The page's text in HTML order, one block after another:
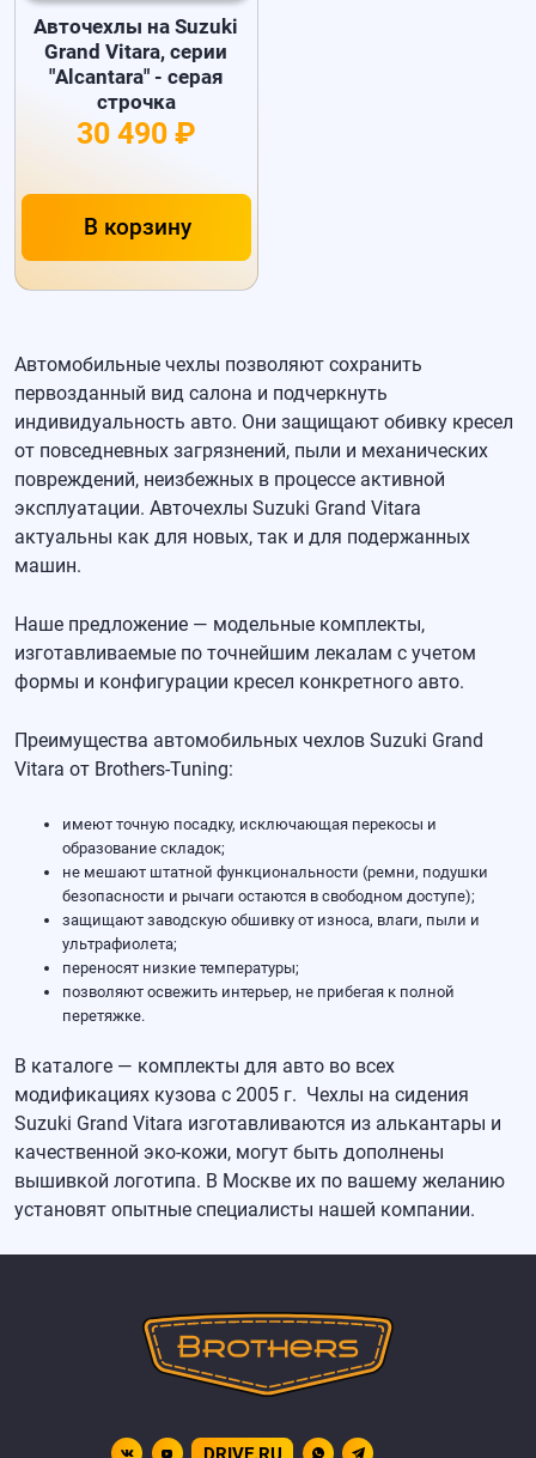
Авточехлы на Suzuki
Grand Vitara, серии
"Alcantara" - серая
строчка
30 490 ₽
В корзину
Автомобильные чехлы позволяют сохранить
первозданный вид салона и подчеркнуть
индивидуальность авто. Они защищают обивку кресел
от повседневных загрязнений, пыли и механических
повреждений, неизбежных в процессе активной
эксплуатации.Авточехлы Suzuki Grand Vitara
актуальны как для новых, так и для подержанных
машин.
Наше предложение — модельные комплекты,
изготавливаемые по точнейшим лекалам с учетом
формы и конфигурации кресел конкретного авто.
Преимущества автомобильных чехлов Suzuki Grand
Vitara от Brothers-Tuning:
имеют точную посадку, исключающая перекосы и
образование складок;
не мешают штатной функциональности (ремни, подушки
безопасности и рычаги остаются в свободном доступе);
защищают заводскую обшивку от износа, влаги, пыли и
ультрафиолета;
переносят низкие температуры;
позволяют освежить интерьер, не прибегая к полной
перетяжке.
В каталоге — комплекты для авто во всех
модификациях кузова с 2005 г. Чехлы на сидения
Suzuki Grand Vitara изготавливаются из алькантары и
качественной эко-кожи, могут быть дополнены
вышивкой логотипа. В Москве их по вашему желанию
установят опытные специалисты нашей компании.